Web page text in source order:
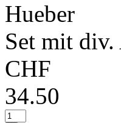
Hueber
Set mit
CHF
34.50